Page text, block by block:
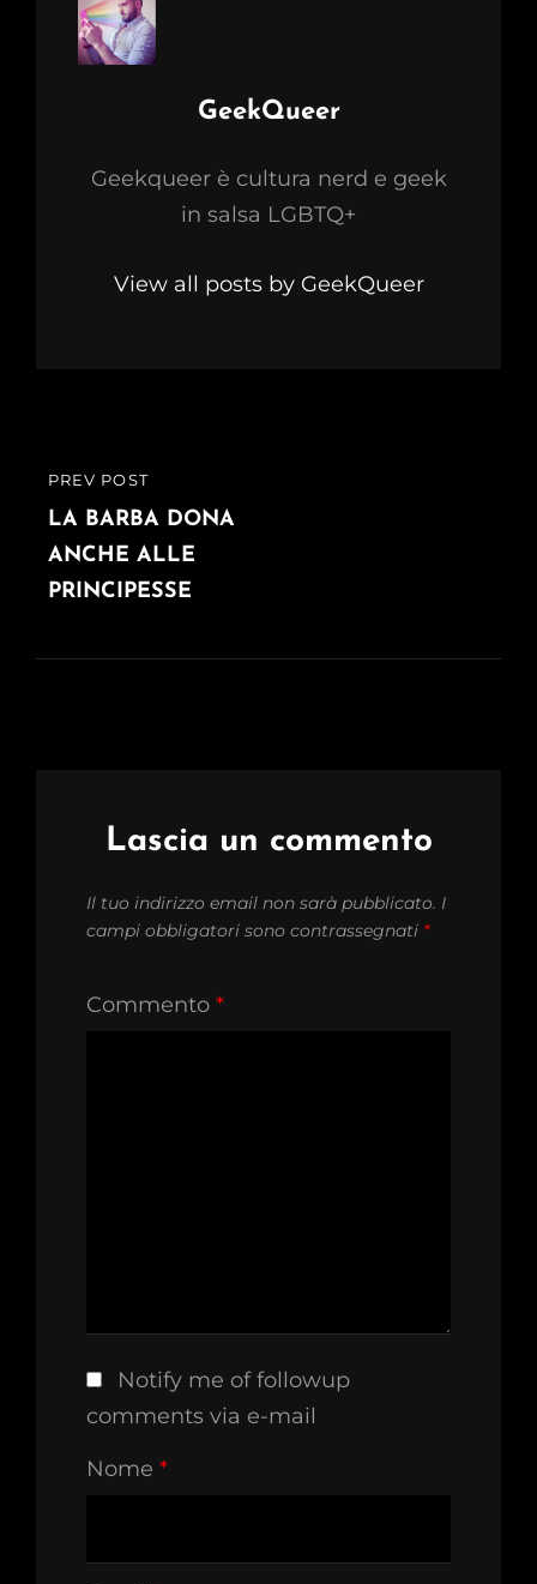
Author:
GeekQueer
Geekqueer è cultura nerd e geek
in salsa LGBTQ+
View all posts by GeekQueer
Navigazione
articoli
PREVIOUS
POST
PREV POST
LA BARBA DONA
ANCHE ALLE
PRINCIPESSE
Lascia un commento
Il tuo indirizzo email non sarà pubblicato. I
campi obbligatori sono contrassegnati *
Commento *
Notify me of followup
comments via e-mail
Nome *